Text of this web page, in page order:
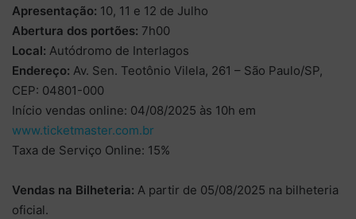
Apresentação: 10, 11 e 12 de Julho
Abertura dos portões: 7h00
Local: Autódromo de Interlagos
Endereço: Av. Sen. Teotônio Vilela, 261 – São Paulo/SP,
CEP: 04801-000
Início vendas online: 04/08/2025 às 10h em
www.ticketmaster.com.br
Taxa de Serviço Online: 15%
Vendas na Bilheteria: A partir de 05/08/2025 na bilheteria
oficial.